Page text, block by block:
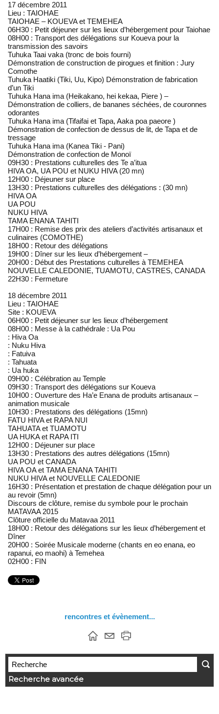
17 décembre 2011
Lieu : TAIOHAE
TAIOHAE – KOUEVA et TEMEHEA
06H30 : Petit déjeuner sur les lieux d’hébergement pour Taiohae
08H00 : Transport des délégations sur Koueva pour la
transmission des savoirs
Tuhuka Taai vaka (tronc de bois fourni)
Démonstration de construction de pirogues et finition : Jury
Comothe
Tuhuka Haatiki (Tiki, Uu, Kipo) Démonstration de fabrication
d’un Tiki
Tuhuka Hana ima (Heikakano, hei kekaa, Piere ) –
Démonstration de colliers, de bananes séchées, de couronnes
odorantes
Tuhuka Hana ima (Tifaifai et Tapa, Aaka poa paeore )
Démonstration de confection de dessus de lit, de Tapa et de
tressage
Tuhuka Hana ima (Kanea Tiki - Pani)
Démonstration de confection de Monoï
09H30 : Prestations culturelles des Te a’itua
HIVA OA, UA POU et NUKU HIVA (20 mn)
12H00 : Déjeuner sur place
13H30 : Prestations culturelles des délégations : (30 mn)
HIVA OA
UA POU
NUKU HIVA
TAMA ENANA TAHITI
17H00 : Remise des prix des ateliers d’activités artisanaux et
culinaires (COMOTHE)
18H00 : Retour des délégations
19H00 : Dîner sur les lieux d’hébergement –
20H00 : Début des Prestations culturelles à TEMEHEA
NOUVELLE CALEDONIE, TUAMOTU, CASTRES, CANADA
22H30 : Fermeture
18 décembre 2011
Lieu : TAIOHAE
Site : KOUEVA
06H00 : Petit déjeuner sur les lieux d’hébergement
08H00 : Messe à la cathédrale : Ua Pou
: Hiva Oa
: Nuku Hiva
: Fatuiva
: Tahuata
: Ua huka
09H00 : Célébration au Temple
09H30 : Transport des délégations sur Koueva
10H00 : Ouverture des Ha’e Enana de produits artisanaux –
animation musicale
10H30 : Prestations des délégations (15mn)
FATU HIVA et RAPA NUI
TAHUATA et TUAMOTU
UA HUKA et RAPA ITI
12H00 : Déjeuner sur place
13H30 : Prestations des autres délégations (15mn)
UA POU et CANADA
HIVA OA et TAMA ENANA TAHITI
NUKU HIVA et NOUVELLE CALEDONIE
16H30 : Présentation et prestation de chaque délégation pour un
au revoir (5mn)
Discours de clôture, remise du symbole pour le prochain
MATAVAA 2015
Clôture officielle du Matavaa 2011
18H00 : Retour des délégations sur les lieux d’hébergement et
Dîner
20H00 : Soirée Musicale moderne (chants en eo enana, eo
rapanui, eo maohi) à Temehea
02H00 : FIN
rencontres et évènement...
Recherche avancée